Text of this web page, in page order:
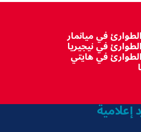
في ميانمار
في نيجيريا
في هايتي
إعلامية